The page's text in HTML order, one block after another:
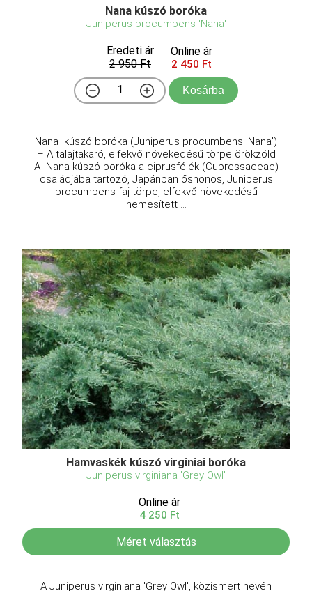
Nana kúszó boróka
Juniperus procumbens 'Nana'
Eredeti ár
2 950 Ft
Online ár
2 450 Ft
Kosárba
Nana kúszó boróka (Juniperus procumbens 'Nana')
– A talajtakaró, elfekvő növekedésű törpe örökzöld
A Nana kúszó boróka a ciprusfélék (Cupressaceae)
családjába tartozó, Japánban őshonos, Juniperus
procumbens faj törpe, elfekvő növekedésű
nemesített ...
Hamvaskék kúszó virginiai boróka
Juniperus virginiana 'Grey Owl'
Online ár
4 250 Ft
Méret választás
A Juniperus virginiana 'Grey Owl', közismert nevén